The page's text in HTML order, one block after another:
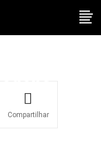
Compartilhar